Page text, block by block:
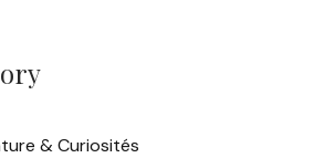
& Curiosités